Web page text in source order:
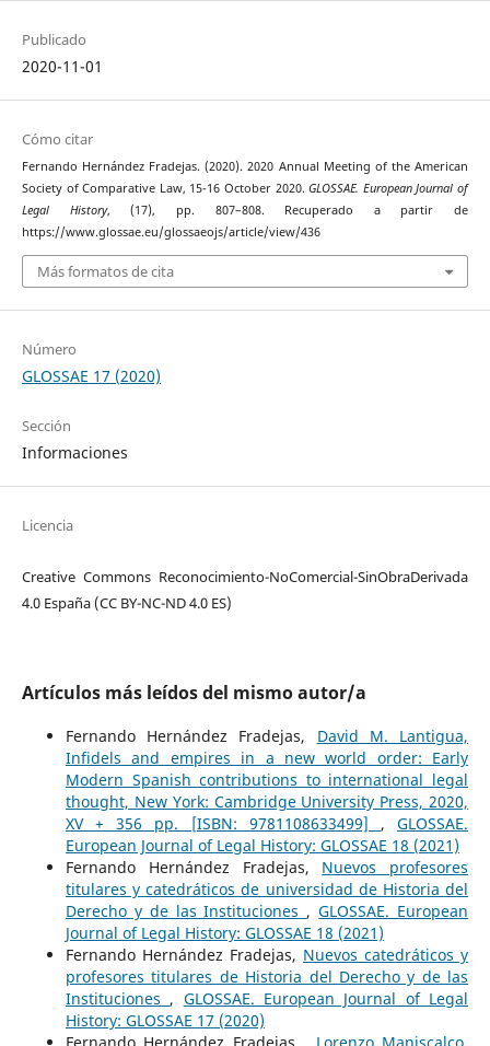
Publicado
2020-11-01
Cómo citar
Fernando Hernández Fradejas. (2020). 2020 Annual Meeting of the American
Society of Comparative Law, 15-16 October 2020.GLOSSAE. European Journal of
Legal History, (17), pp. 807–808. Recuperado a partir de
https://www.glossae.eu/glossaeojs/article/view/436
Más formatos de cita
Número
GLOSSAE 17 (2020)
Sección
Informaciones
Licencia
Creative Commons Reconocimiento-NoComercial-SinObraDerivada
4.0 España (CC BY-NC-ND 4.0 ES)
Artículos más leídos del mismo autor/a
Fernando Hernández Fradejas, David M. Lantigua,
Infidels and empires in a new world order: Early
Modern Spanish contributions to international legal
thought, New York: Cambridge University Press, 2020,
XV + 356 pp. [ISBN: 9781108633499] ,GLOSSAE.
European Journal of Legal History: GLOSSAE 18 (2021)
Fernando Hernández Fradejas, Nuevos profesores
titulares y catedráticos de universidad de Historia del
Derecho y de las Instituciones ,GLOSSAE. European
Journal of Legal History: GLOSSAE 18 (2021)
Fernando Hernández Fradejas, Nuevos catedráticos y
profesores titulares de Historia del Derecho y de las
Instituciones , GLOSSAE. European Journal of Legal
History: GLOSSAE 17 (2020)